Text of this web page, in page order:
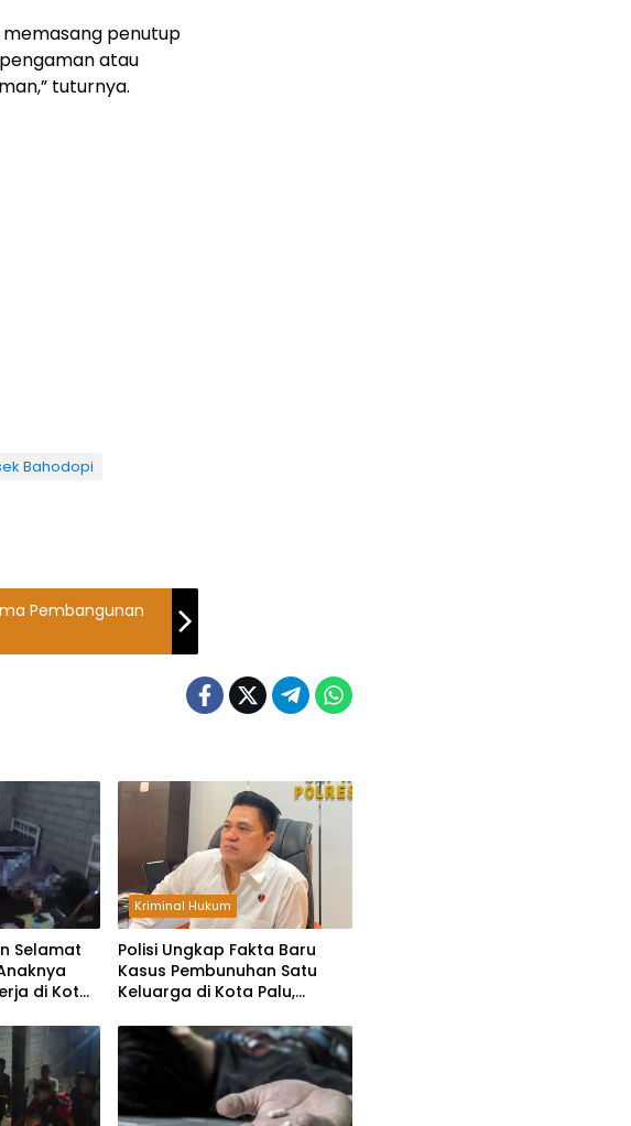
penutup
atau
tuturnya.
Bahodopi
Pembangunan
Selamat
di Kota
Kriminal Hukum
Polisi Ungkap Fakta Baru
Kasus Pembunuhan Satu
Keluarga di Kota Palu,